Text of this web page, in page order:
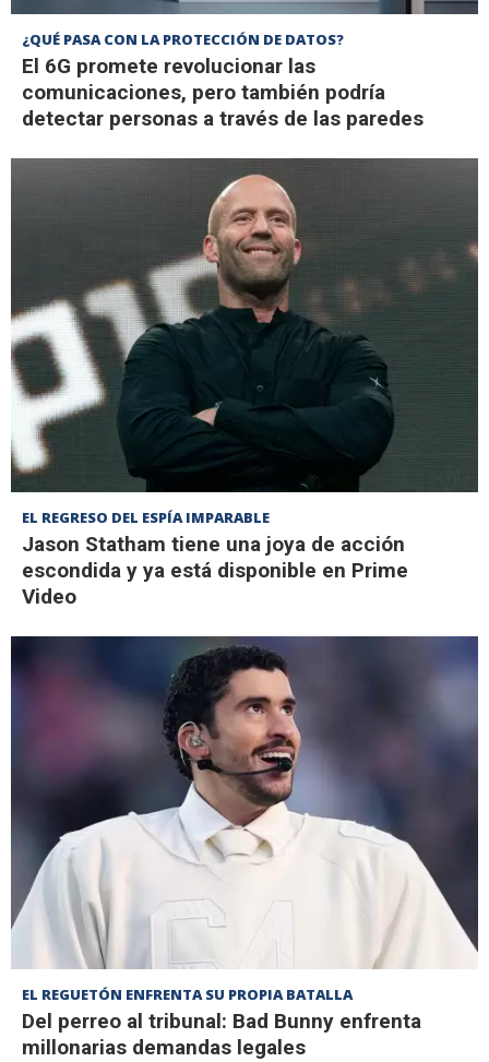
¿QUÉ PASA CON LA PROTECCIÓN DE DATOS?
El 6G promete revolucionar las
comunicaciones, pero también podría
detectar personas a través de las paredes
EL REGRESO DEL ESPÍA IMPARABLE
Jason Statham tiene una joya de acción
escondida y ya está disponible en Prime
Video
EL REGUETÓN ENFRENTA SU PROPIA BATALLA
Del perreo al tribunal: Bad Bunny enfrenta
millonarias demandas legales